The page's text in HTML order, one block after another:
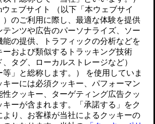
した 2025/09/02